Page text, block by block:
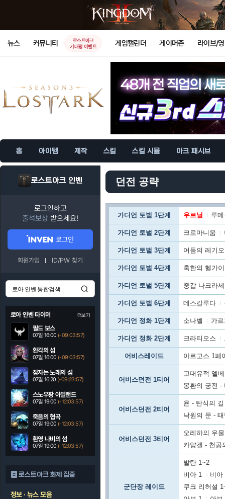
뉴스 커뮤니티
로스트아크
기대평 이벤트
게임캘린더 게이머존 라이브/
홈 아이템 제작 스킬 스킬 시뮬 아크 패시브
로스트아크 인벤
로그인하고
출석보상 받으세요!
로그인
회원가입 ID/PW 찾기
로아 인벤 타이머 더보기
필드 보스
07일 16:00 (-09:03:56)
환각의 섬
07일 16:00 (-09:03:56)
잠자는 노래의 섬
07일 16:20 (-09:23:56)
스노우팡 아일랜드
07일 19:00 (-12:03:56)
죽음의 협곡
07일 19:00 (-12:03:56)
환영 나비의 섬
07일 19:00 (-12:03:56)
로스트아크 화제 집중
정보 · 뉴스 모음
던전 공략
가디언 토벌 1단계 우르닐 루
가디언 토벌 2단계 크로마니움
가디언 토벌 3단계 어둠의 레기
가디언 토벌 4단계 혹한의 헬가
가디언 토벌 5단계 중갑 나크라
가디언 토벌 6단계 데스칼루다
가디언 정화 1단계 소나벨 가
가디언 정화 2단계 크라티오스
어비스레이드 아르고스 1페
어비스던전 1티어
고대유적 엘
몽환의 궁전 -
어비스던전 2티어
욘 - 탄식의 길
낙원의 문 -
어비스던전 3티어
오레하의 우
카양겔 - 천공
군단장 레이드
발탄 1~2
비아 1
비아
쿠크 리허설